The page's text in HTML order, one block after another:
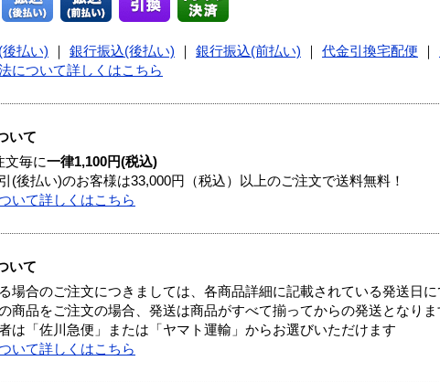
払い) 銀行振込(後払い) 銀行振込(前払い) 代金引換宅配便
について詳しくはこちら
いて
文毎に一律1,100円(税込)
(後払い)のお客様は33,000円（税込）以上のご注文で送料無料！
いて詳しくはこちら
いて
場合のご注文につきましては、各商品詳細に記載されている発送日に
商品をご注文の場合、発送は商品がすべて揃ってからの発送となりま
は「佐川急便」または「ヤマト運輸」からお選びいただけます
いて詳しくはこちら